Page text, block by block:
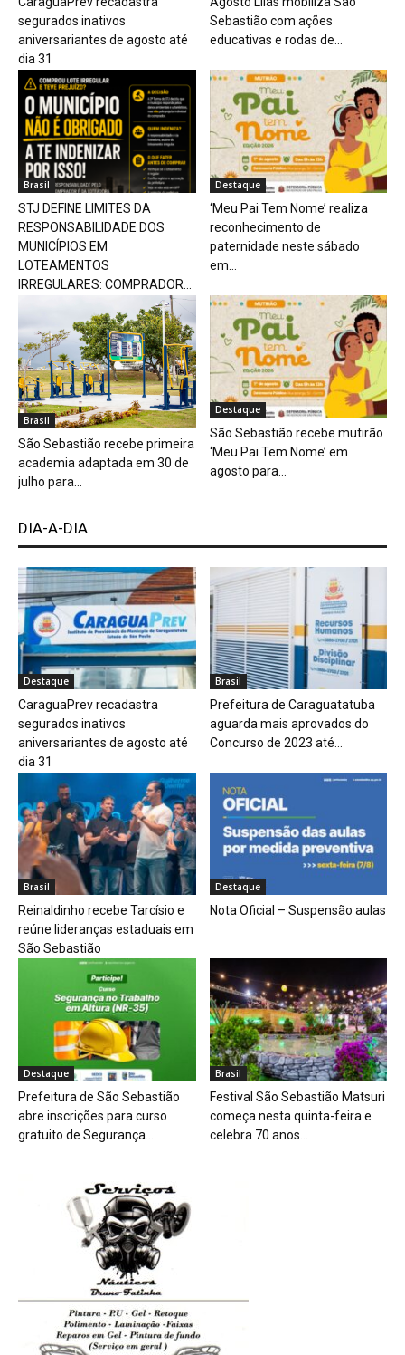
segurados inativos
aniversariantes de agosto até
dia 31
Sebastião com ações
educativas e rodas de...
Brasil
STJ DEFINE LIMITES DA
RESPONSABILIDADE DOS
MUNICÍPIOS EM
LOTEAMENTOS
IRREGULARES: COMPRADOR...
Destaque
‘Meu Pai Tem Nome’ realiza
reconhecimento de
paternidade neste sábado
em...
Brasil
São Sebastião recebe primeira
academia adaptada em 30 de
julho para...
Destaque
São Sebastião recebe mutirão
‘Meu Pai Tem Nome’ em
agosto para...
DIA-A-DIA
Destaque
CaraguaPrev recadastra
segurados inativos
aniversariantes de agosto até
dia 31
Brasil
Prefeitura de Caraguatatuba
aguarda mais aprovados do
Concurso de 2023 até...
Brasil
Reinaldinho recebe Tarcísio e
reúne lideranças estaduais em
São Sebastião
Destaque
Nota Oficial – Suspensão aulas
Destaque
Prefeitura de São Sebastião
abre inscrições para curso
gratuito de Segurança...
Brasil
Festival São Sebastião Matsuri
começa nesta quinta-feira e
celebra 70 anos...